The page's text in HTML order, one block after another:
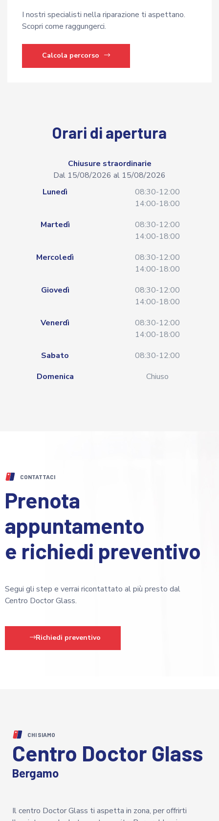
I nostri specialisti nella riparazione ti aspettano.
Scopri come raggungerci.
Calcola percorso
Orari di apertura
Chiusure straordinarie
Dal 15/08/2026 al 15/08/2026
Lunedì
08:30-12:00
14:00-18:00
Martedì
08:30-12:00
14:00-18:00
Mercoledì
08:30-12:00
14:00-18:00
Giovedì
08:30-12:00
14:00-18:00
Venerdì
08:30-12:00
14:00-18:00
Sabato
08:30-12:00
Domenica
Chiuso
CONTATTACI
Prenota
appuntamento
e richiedi preventivo
Segui gli step e verrai ricontattato al più presto dal
Centro Doctor Glass.
Richiedi preventivo
CHI SIAMO
Centro Doctor Glass
Bergamo
Il centro Doctor Glass ti aspetta in zona, per offrirti